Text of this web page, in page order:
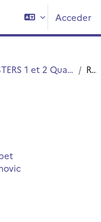
Acceder
MASTERS 1 et 2 Qualité Environnent Santé Toxicologie (QEST) Resumen